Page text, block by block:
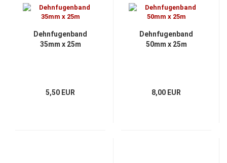
Dehnfugenband
35mm x 25m
5,50 EUR
Dehnfugenband
50mm x 25m
8,00 EUR